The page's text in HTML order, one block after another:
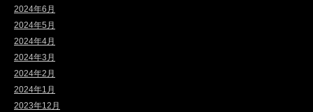
2024年6月
2024年5月
2024年4月
2024年3月
2024年2月
2024年1月
2023年12月